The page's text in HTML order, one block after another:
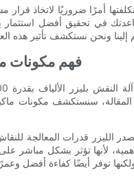
100 وات؟ يعد فهم العوامل التي تؤثر على
بقدرة 100 وات، مما يوفر لك رؤى قيمة
فهم مكونات
مصدر الليزر نفسه. تحدد قوة مصدر
لأنها تؤثر بشكل مباشر على